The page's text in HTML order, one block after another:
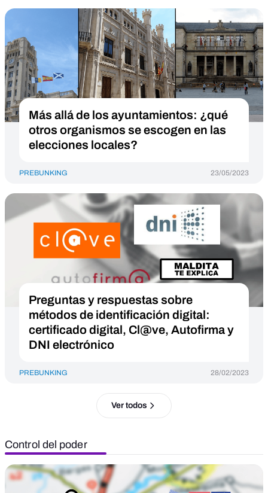
Más allá de los ayuntamientos: ¿qué
otros organismos se escogen en las
elecciones locales?
PREBUNKING 23/05/2023
Preguntas y respuestas sobre
métodos de identificación digital:
certificado digital, Cl@ve, Autofirma y
DNI electrónico
PREBUNKING 28/02/2023
Ver todos
Control del poder